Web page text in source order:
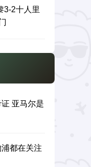
3-2十人里
亚马尔是
都在关注